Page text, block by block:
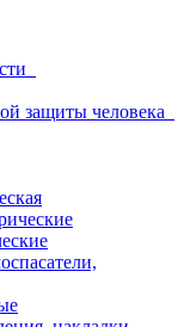
защиты человека